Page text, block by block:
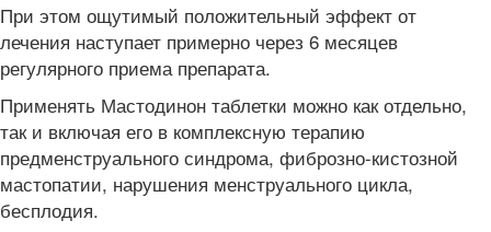
При этом ощутимый положительный эффект от
лечения наступает примерно через 6 месяцев
регулярного приема препарата.
Применять Мастодинон таблетки можно как отдельно,
так и включая его в комплексную терапию
предменструального синдрома, фиброзно-кистозной
мастопатии, нарушения менструального цикла,
бесплодия.